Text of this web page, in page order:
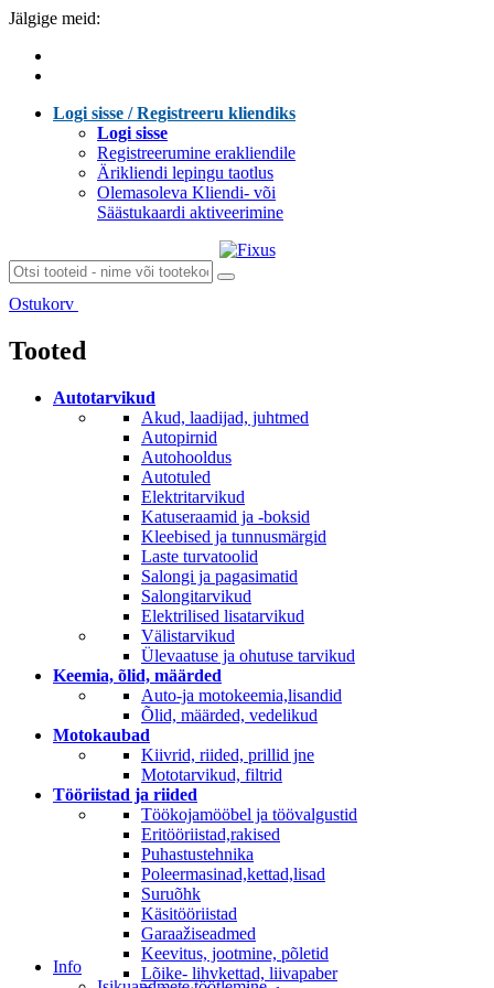
Jälgige meid:
Logi sisse / Registreeru kliendiks
Logi sisse
Registreerumine erakliendile
Ärikliendi lepingu taotlus
Olemasoleva Kliendi- või
Säästukaardi aktiveerimine
Ostukorv
Tooted
Autotarvikud
Akud, laadijad, juhtmed
Autopirnid
Autohooldus
Autotuled
Elektritarvikud
Katuseraamid ja -boksid
Kleebised ja tunnusmärgid
Laste turvatoolid
Salongi ja pagasimatid
Salongitarvikud
Elektrilised lisatarvikud
Välistarvikud
Ülevaatuse ja ohutuse tarvikud
Keemia, õlid, määrded
Auto-ja motokeemia,lisandid
Õlid, määrded, vedelikud
Motokaubad
Kiivrid, riided, prillid jne
Mototarvikud, filtrid
Tööriistad ja riided
Töökojamööbel ja töövalgustid
Eritööriistad,rakised
Puhastustehnika
Poleermasinad,kettad,lisad
Suruõhk
Käsitööriistad
Garaažiseadmed
Keevitus, jootmine, põletid
Lõike- lihvkettad, liivapaber
Info